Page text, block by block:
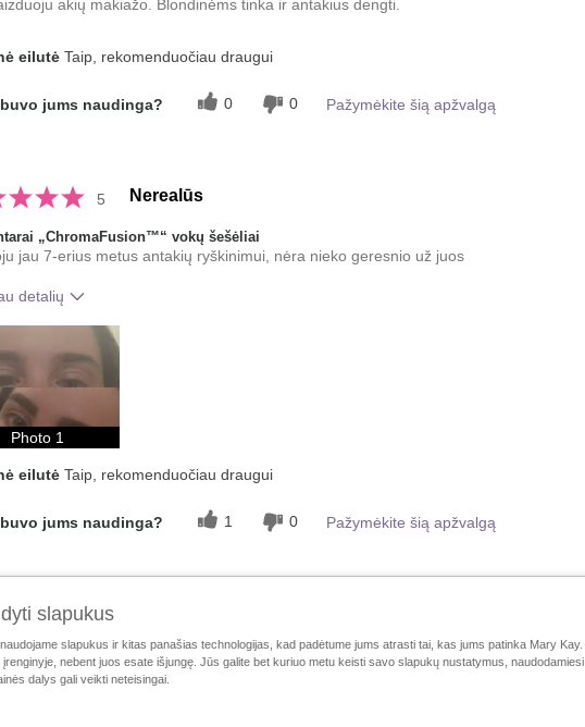
akių makiažo. Blondinėms tinka ir antakius dengti.
eilutėTaip, rekomenduočiau draugui
jums naudinga? 0 0 Pažymėkite šią apžvalgą
5 Nerealūs
„ChromaFusion™“ vokų šešėliai
jau 7-erius metus antakių ryškinimui, nėra nieko geresnio už juos
detalių
patinka/tinka šio produkto atspalvis?
šį produktą, jei lygintumėte jį su kitais
prekių ženklais?
Photo 1
eilutėTaip, rekomenduočiau draugui
jums naudinga? 1 0 Pažymėkite šią apžvalgą
Apžvalgos 1-3
„Mary Kay“: „Mary Kay“ online e-Katalogas
slapukus
slapukus ir kitas panašias technologijas, kad padėtume jums atrasti tai, kas jums patinka Mary
įrenginyje, nebent juos esate išjungę. Jūs galite bet kuriuo metu keisti savo slapukų nustatymus,
dalys gali veikti neteisingai.